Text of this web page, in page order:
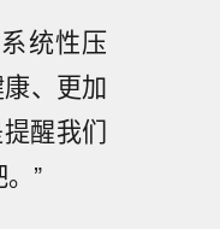
统性压
、更加
醒我们
”